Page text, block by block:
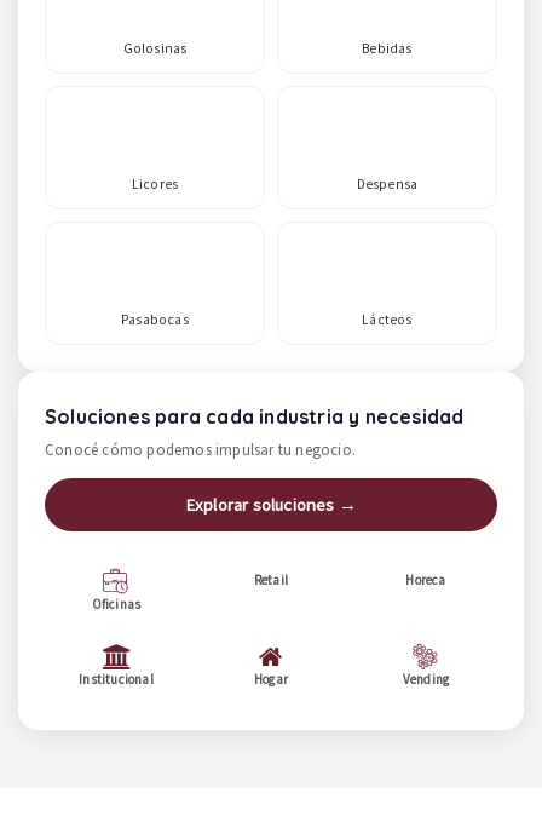
Golosinas Bebidas
Licores Despensa
Pasabocas Lácteos
Soluciones para cada industria y necesidad
Conocé cómo podemos impulsar tu negocio.
Explorar soluciones →
Oficinas
Retail Horeca
Institucional Hogar Vending